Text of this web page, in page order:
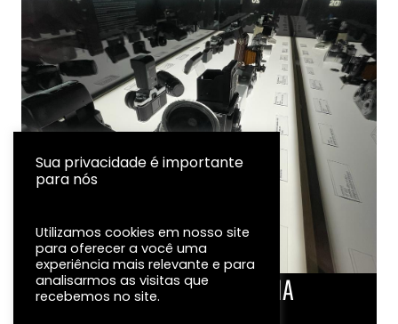
LINHA DO TEMPO DA FOTOGRAFIA
Sua privacidade é importante
para nós
Utilizamos cookies em nosso site
para oferecer a você uma
experiência mais relevante e para
analisarmos as visitas que
recebemos no site.